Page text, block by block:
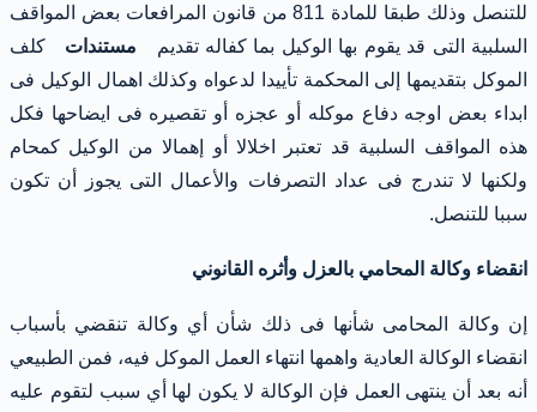
للتنصل وذلك طبقا للمادة 811 من قانون المرافعات بعض المواقف
السلبية التى قد يقوم بها الوكيل بما كفاله تقديم مستندات كلف
الموكل بتقديمها إلى المحكمة تأييدا لدعواه وكذلك اهمال الوكيل فى
ابداء بعض اوجه دفاع موكله أو عجزه أو تقصيره فى ايضاحها فكل
هذه المواقف السلبية قد تعتبر اخلالا أو إهمالا من الوكيل كمحام
ولكنها لا تندرج فى عداد التصرفات والأعمال التى يجوز أن تكون
سببا للتنصل.
انقضاء وكالة المحامي بالعزل وأثره القانوني
إن وكالة المحامى شأنها فى ذلك شأن أي وكالة تنقضي بأسباب
انقضاء الوكالة العادية واهمها انتهاء العمل الموكل فيه، فمن الطبيعي
أنه بعد أن ينتهى العمل فإن الوكالة لا يكون لها أي سبب لتقوم عليه